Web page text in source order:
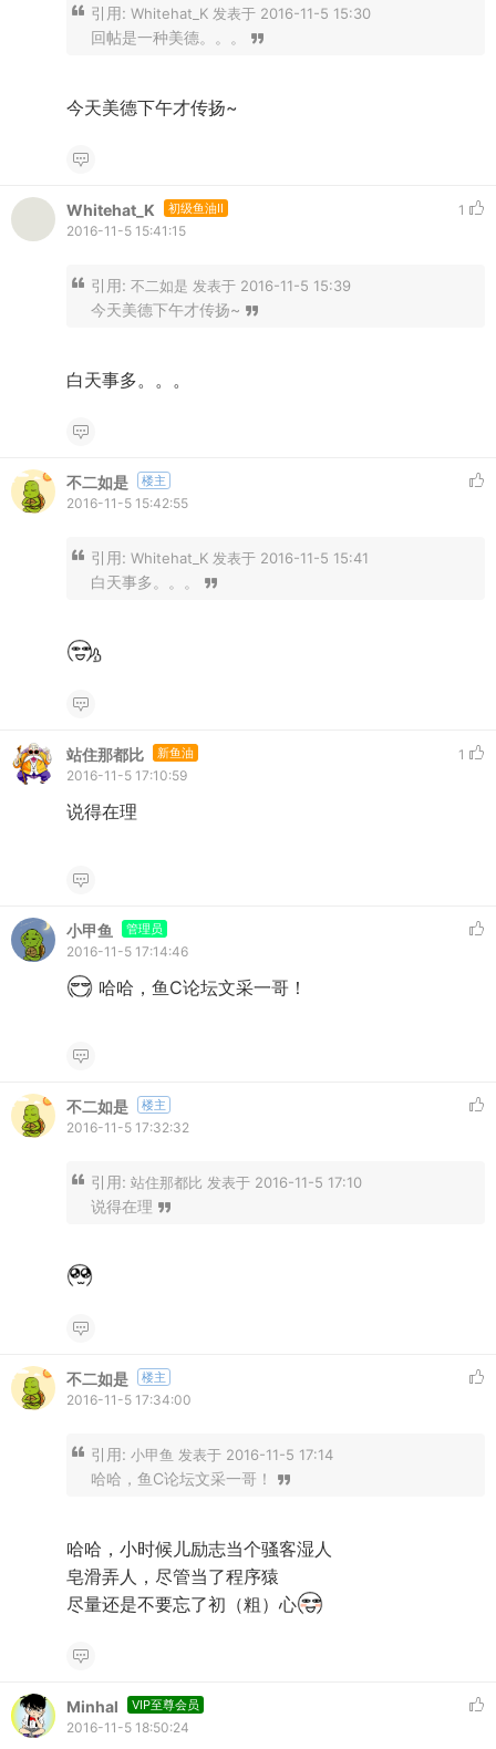
引用: Whitehat_K 发表于 2016-11-5 15:30
回帖是一种美德。。。
今天美德下午才传扬~
Whitehat_K 初级鱼油II
1
2016-11-5 15:41:15
引用: 不二如是 发表于 2016-11-5 15:39
今天美德下午才传扬~
白天事多。。。
不二如是 楼主
2016-11-5 15:42:55
引用: Whitehat_K 发表于 2016-11-5 15:41
白天事多。。。
站住那都比 新鱼油
1
2016-11-5 17:10:59
说得在理
小甲鱼 管理员
2016-11-5 17:14:46
哈哈，鱼C论坛文采一哥！
不二如是 楼主
2016-11-5 17:32:32
引用: 站住那都比 发表于 2016-11-5 17:10
说得在理
不二如是 楼主
2016-11-5 17:34:00
引用: 小甲鱼 发表于 2016-11-5 17:14
哈哈，鱼C论坛文采一哥！
哈哈，小时候儿励志当个骚客湿人
皂滑弄人，尽管当了程序猿
尽量还是不要忘了初（粗）心
Minhal VIP至尊会员
2016-11-5 18:50:24